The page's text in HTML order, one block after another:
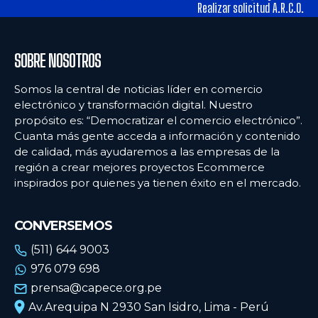
Ecommercenews
PERÚ
ARGENTINA
BOLIVIA
CHILE
ECUADOR
MÉXICO
URUGUAY
VENEZUELA
Ecommercenews
PERÚ
ARGENTINA
BOLIVIA
CHILE
ECUADOR
MÉXICO
URUGUAY
VENEZUELA
Realizar solicitud A.R.C.O.
SOBRE NOSOTROS
Somos la central de noticias líder en comercio
electrónico y transformación digital. Nuestro
propósito es: “Democratizar el comercio electrónico”.
Cuanta más gente acceda a información y contenido
de calidad, más ayudaremos a las empresas de la
región a crear mejores proyectos Ecommerce
inspirados por quienes ya tienen éxito en el mercado.
CONVERSEMOS
(511) 644 9003
976 079 698
prensa@capece.org.pe
Av.Arequipa N 2930 San Isidro, Lima - Perú